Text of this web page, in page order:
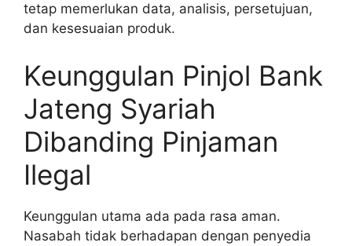
tetap memerlukan data, analisis, persetujuan,
dan kesesuaian produk.
Keunggulan Pinjol Bank
Jateng Syariah
Dibanding Pinjaman
Ilegal
Keunggulan utama ada pada rasa aman.
Nasabah tidak berhadapan dengan penyedia